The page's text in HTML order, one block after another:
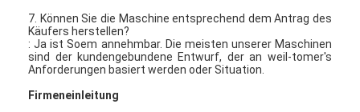
7. Können Sie die Maschine entsprechend dem Antrag des
Käufers herstellen?
: Ja ist Soem annehmbar. Die meisten unserer Maschinen
sind der kundengebundene Entwurf, der an weil-tomer's
Anforderungen basiert werden oder Situation.
Firmeneinleitung